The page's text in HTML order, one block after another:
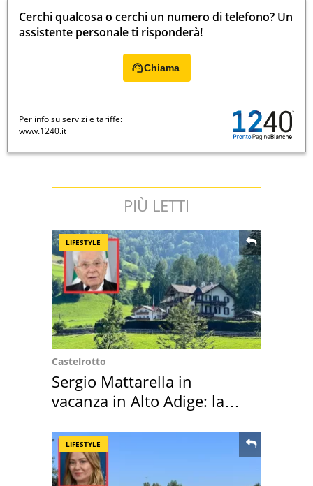
Cerchi qualcosa o cerchi un numero di telefono? Un
assistente personale ti risponderà!
Chiama
Per info su servizi e tariffe:
www.1240.it
PIÙ LETTI
LIFESTYLE
Castelrotto
Sergio Mattarella in
vacanza in Alto Adige: la
LIFESTYLE